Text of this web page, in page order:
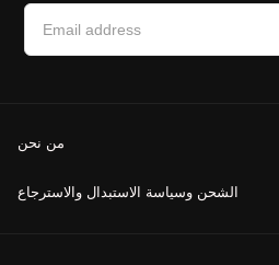
من نحن
الشحن وسياسة الاستبدال والاسترجاع